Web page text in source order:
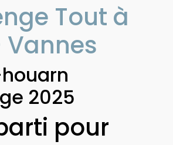
Tout à
Vannes
2025
pour